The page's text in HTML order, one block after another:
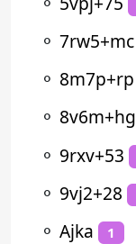
⚬ 7rw5+mc
⚬ 8m7p+rp
⚬ 8v6m+hg
⚬ 9rxv+53
⚬ 9vj2+28
⚬ Ajka 1